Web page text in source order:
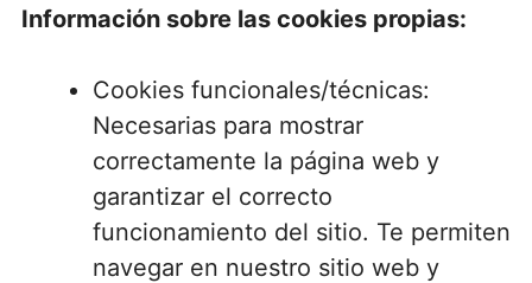
Información sobre las cookies propias:
Cookies funcionales/técnicas:
Necesarias para mostrar
correctamente la página web y
garantizar el correcto
funcionamiento del sitio. Te permiten
navegar en nuestro sitio web y